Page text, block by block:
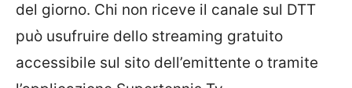
del giorno. Chi non riceve il canale sul DTT
può usufruire dello streaming gratuito
accessibile sul sito dell’emittente o tramite